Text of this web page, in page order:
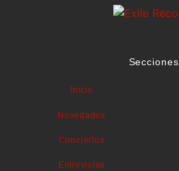
Secciones
Inicio
Novedades
Conciertos
Entrevistas